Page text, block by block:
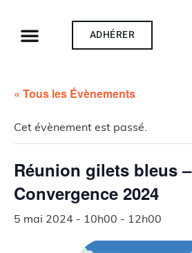
ADHÉRER
« Tous les Évènements
Cet évènement est passé.
Réunion gilets bleus –
Convergence 2024
5 mai 2024 - 10h00 - 12h00